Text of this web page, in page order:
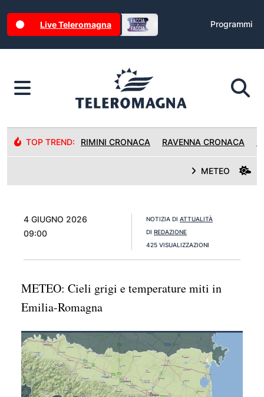
Live Teleromagna Programmi
TOP TREND: RIMINI CRONACA RAVENNA CRONACA
METEO
4 GIUGNO 2026
09:00
NOTIZIA DI ATTUALITÀ
DI REDAZIONE
425 VISUALIZZAZIONI
METEO: Cieli grigi e temperature miti in
Emilia-Romagna